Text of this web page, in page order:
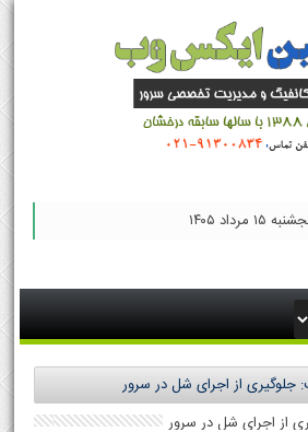
۱۴۰۵
جلوگیری از اجرای شل در سرور
از اجرای شل در سرور